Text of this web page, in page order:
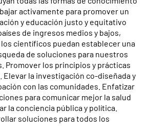
activamente para promover un
y educación justo y equitativo
de ingresos medios y bajos,
los científicos puedan establecer una
de soluciones para nuestros
Promover los principios y prácticas
Elevar la investigación co-diseñada y
con las comunidades. Enfatizar
para comunicar mejor la salud
la conciencia pública y política.
soluciones para todos los